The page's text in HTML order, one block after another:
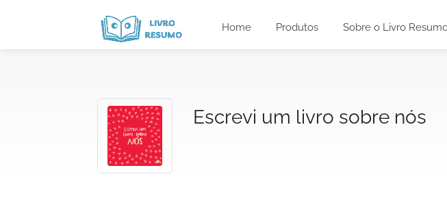
Home Produtos Sobre o Livro
Escrevi um livro sobre nós